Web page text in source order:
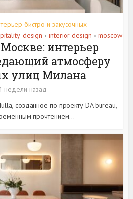
бистро и закусочных
design • interior design • moscow
интерьер
атмосферу
улиц Милана
недели назад
созданное по проекту DA bureau,
прочтением...